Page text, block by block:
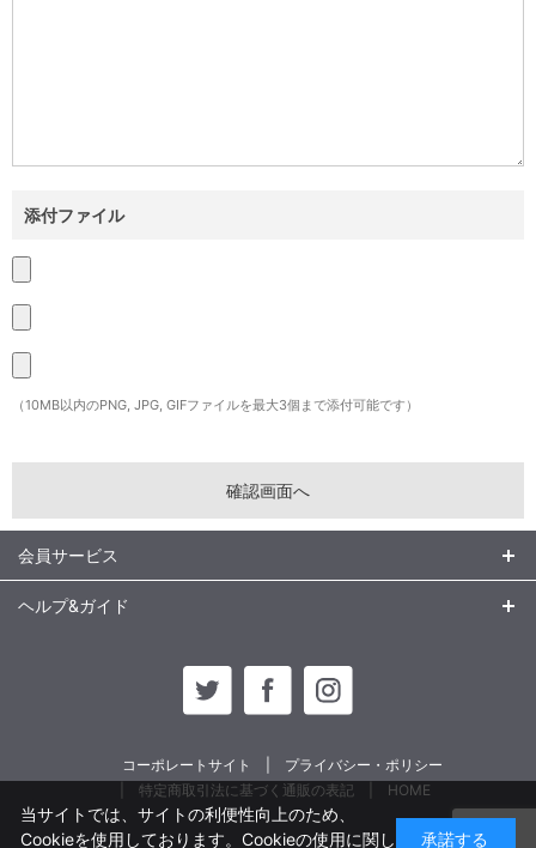
添付ファイル
（10MB以内のPNG, JPG, GIFファイルを最大3個まで添付可能です）
会員サービス
ヘルプ&ガイド
コーポレートサイト
プライバシー・ポリシー
特定商取引法に基づく通販の表記
HOME
当サイトでは、サイトの利便性向上のため、
Cookieを使用しております。Cookieの使用に関し
承諾する